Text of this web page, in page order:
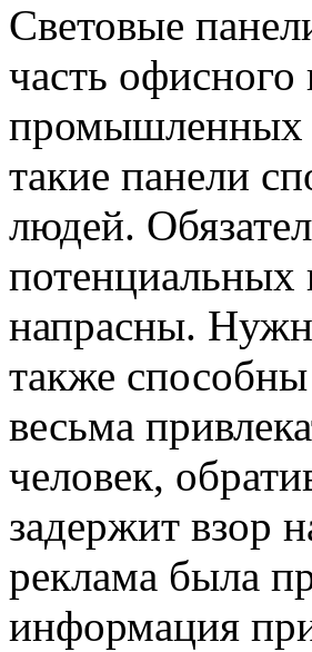
Световые
часть офисного
промышленных
такие панели
людей.
потенциальных
напрасны.
также
весьма
человек,
задержит взор
реклама была
информация